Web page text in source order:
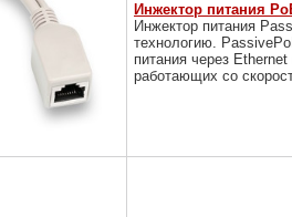
Инжектор питания
Инжектор питания
технологию.
питания через
работающих со